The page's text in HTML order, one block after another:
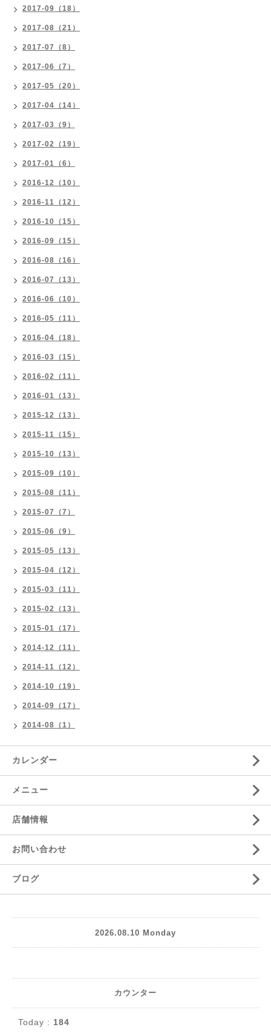
2017-09（18）
2017-08（21）
2017-07（8）
2017-06（7）
2017-05（20）
2017-04（14）
2017-03（9）
2017-02（19）
2017-01（6）
2016-12（10）
2016-11（12）
2016-10（15）
2016-09（15）
2016-08（16）
2016-07（13）
2016-06（10）
2016-05（11）
2016-04（18）
2016-03（15）
2016-02（11）
2016-01（13）
2015-12（13）
2015-11（15）
2015-10（13）
2015-09（10）
2015-08（11）
2015-07（7）
2015-06（9）
2015-05（13）
2015-04（12）
2015-03（11）
2015-02（13）
2015-01（17）
2014-12（11）
2014-11（12）
2014-10（19）
2014-09（17）
2014-08（1）
カレンダー
メニュー
店舗情報
お問い合わせ
ブログ
2026.08.10 Monday
カウンター
Today : 184